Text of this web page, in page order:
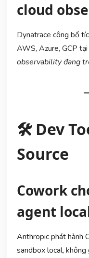
cloud
Dynatrace công bố
AWS, Azure, GCP
observability đang
🛠️ Dev
Source
Cowork
agent
Anthropic phát hành
sandbox local,